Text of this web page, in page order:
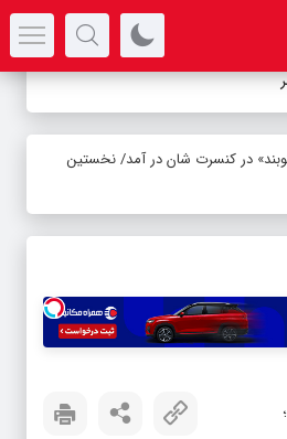
در کنسرت شان در آمد/ نخستین